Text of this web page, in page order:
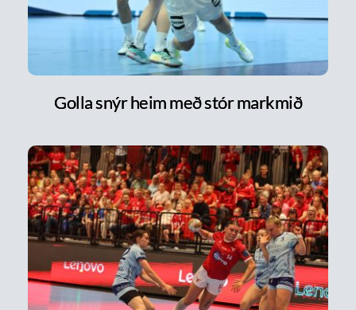
Golla snýr heim með stór markmið